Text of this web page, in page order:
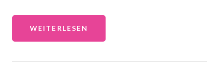
WEITERLESEN